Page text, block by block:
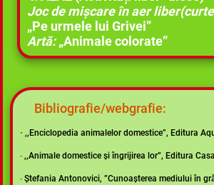
Joc de mișcare în aer
„Pe urmele lui Grivei”
Artă:„Animale colorate”
Bibliografie/webgrafie:
∙ ,,Enciclopedia animalelor domestice”, Editura
∙ ,,Animale domestice și îngrijirea lor”, Editura
∙ Ștefania Antonovici, ”Cunoașterea mediului în